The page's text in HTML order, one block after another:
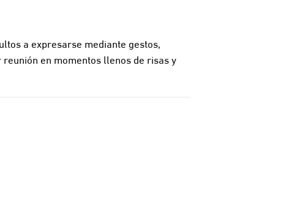
a expresarse mediante gestos,
en momentos llenos de risas y